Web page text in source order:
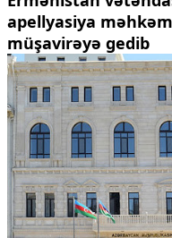
apellyasiya
müşavirəyə gedib